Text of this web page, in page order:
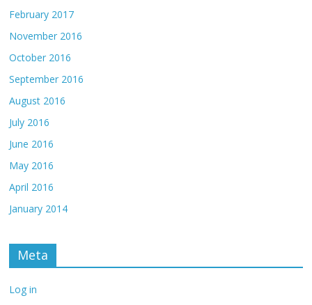
February 2017
November 2016
October 2016
September 2016
August 2016
July 2016
June 2016
May 2016
April 2016
January 2014
Meta
Log in